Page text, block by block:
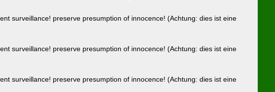
surveillance! preserve presumption of innocence! (Achtung: dies ist eine
surveillance! preserve presumption of innocence! (Achtung: dies ist eine
surveillance! preserve presumption of innocence! (Achtung: dies ist eine